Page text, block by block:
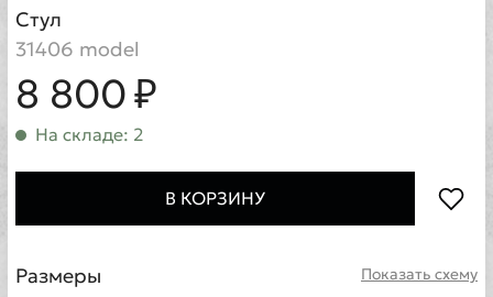
Стул
31406 model
8 800 ₽
На складе: 2
В КОРЗИНУ
Показать схему
Размеры